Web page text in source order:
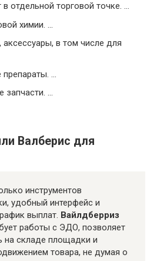
отдельной торговой точке. …
химии. …
в том числе для
…
запчасти. …
Валберис для
инструментов
удобный интерфейс и
выплат. Вайлдберриз
работы с ЭДО, позволяет
на складе площадки и
товара, не думая о